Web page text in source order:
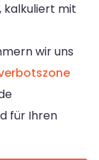
kalkuliert mit
wir uns
für Ihren